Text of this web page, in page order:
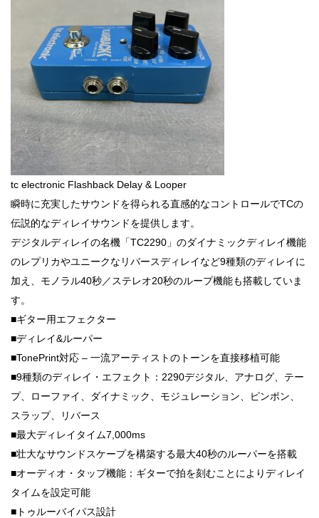
tc electronic Flashback Delay & Looper
瞬時に充実したサウンドを得られる直感的なコントロールでTCの
伝説的なディレイサウンドを提供します。
デジタルディレイの名機「TC2290」のダイナミックディレイ機能
のレプリカやユニークなリバースディレイなど9種類のディレイに
加え、モノラル40秒／ステレオ20秒のループ機能も搭載していま
す。
■ギター用エフェクター
■ディレイ&ルーパー
■TonePrint対応 – 一流アーティストのトーンを直接移植可能
■9種類のディレイ・エフェクト：2290デジタル、アナログ、テー
プ、ローファイ、ダイナミック、モジュレーション、ピンポン、
スラップ、リバース
■最大ディレイタイム7,000ms
■壮大なサウンドスケープを構築する最大40秒のルーパーを搭載
■オーディオ・タップ機能：ギターで拍を刻むことによりディレイ
タイムを設定可能
■トゥルーバイパス設計